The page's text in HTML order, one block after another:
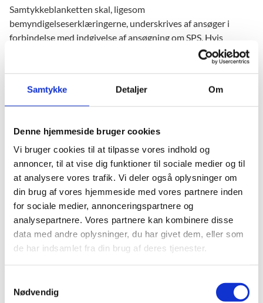
Samtykke Detaljer Om
Denne hjemmeside bruger cookies
Vi bruger cookies til at tilpasse vores indhold og
annoncer, til at vise dig funktioner til sociale medier og til
at analysere vores trafik. Vi deler også oplysninger om
din brug af vores hjemmeside med vores partnere inden
for sociale medier, annonceringspartnere og
analysepartnere. Vores partnere kan kombinere disse
data med andre oplysninger, du har givet dem, eller som
de har indsamlet fra din brug af deres tjenester.
Nødvendig
Samtykkeblanketten skal, ligesom
bemyndigelseserklæringerne, underskrives af ansøger i
forbindelse med indgivelse af ansøgning om SPS. Hvis
ansøgeren er under 18 år, er det en forælder eller værge, der
Samtykkeblanketten skal kun bruges ved ansøgning om nye
støtteformer og ikke ved genansøgninger om de samme
ansøgeren får udleveret dokumentet ‘Sådan behandler
Styrelsen for Undervisning og Kvalitet oplysninger om dig’.
Dokumentet er et bilag til samtykkeblanketten.
Uddannelsesstedet skal opbevare samtykkeblanketten i 5 år.
Du finder samtykkeblanketten m.v. under ‘Hurtig adgang til
vigtige blanketter’
Sådan behandler Styrelsen for Undervisning og Kvalitet
oplysninger om dig på spsu.dk